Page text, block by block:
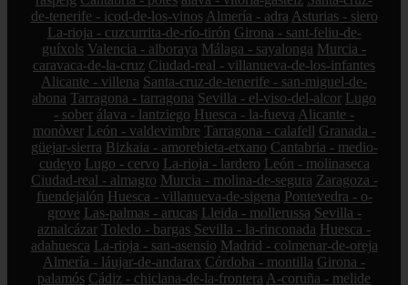
de-tenerife - icod-de-los-vinos Almería - adra Asturias - siero
La-rioja - cuzcurrita-de-río-tirón Girona - sant-feliu-de-
guíxols Valencia - alboraya Málaga - sayalonga Murcia -
caravaca-de-la-cruz Ciudad-real - villanueva-de-los-infantes
Alicante - villena Santa-cruz-de-tenerife - san-miguel-de-
abona Tarragona - tarragona Sevilla - el-viso-del-alcor Lugo
- sober álava - lantziego Huesca - la-fueva Alicante -
monòver León - valdevimbre Tarragona - calafell Granada -
güejar-sierra Bizkaia - amorebieta-etxano Cantabria - medio-
cudeyo Lugo - cervo La-rioja - lardero León - molinaseca
Ciudad-real - almagro Murcia - molina-de-segura Zaragoza -
fuendejalón Huesca - villanueva-de-sigena Pontevedra - o-
grove Las-palmas - arucas Lleida - mollerussa Sevilla -
aznalcázar Toledo - bargas Sevilla - la-rinconada Huesca -
adahuesca La-rioja - san-asensio Madrid - colmenar-de-oreja
Almería - láujar-de-andarax Córdoba - montilla Girona -
palamós Cádiz - chiclana-de-la-frontera A-coruña - melide